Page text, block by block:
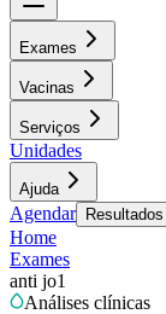
Exames
Vacinas
Serviços
Unidades
Ajuda
Agendar
Home
Exames
anti jo1
Análises clínicas